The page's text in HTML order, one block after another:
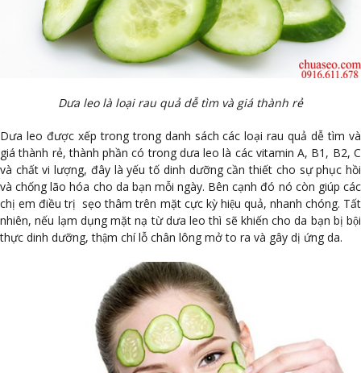
Dưa leo là loại rau quả dễ tìm và giá thành rẻ
Dưa leo được xếp trong trong danh sách các loại rau quả dễ tìm và
giá thành rẻ, thành phần có trong dưa leo là các vitamin A, B1, B2, C
và chất vi lượng, đây là yếu tố dinh dưỡng cần thiết cho sự phục hồi
và chống lão hóa cho da bạn mỗi ngày. Bên cạnh đó nó còn giúp các
chị em điều trị sẹo thâm trên mặt cực kỳ hiệu quả, nhanh chóng. Tất
nhiên, nếu lạm dụng mặt nạ từ dưa leo thì sẽ khiến cho da bạn bị bội
thực dinh dưỡng, thậm chí lỗ chân lông mở to ra và gây dị ứng da.